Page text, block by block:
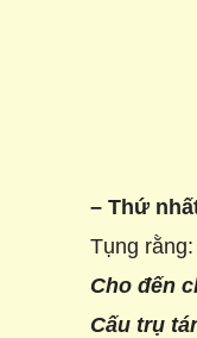
– Thứ
Tụng rằng:
Cho đến
Cấu trụ